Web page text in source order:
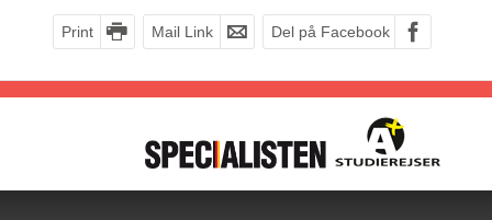
Print Mail Link Del på Facebook